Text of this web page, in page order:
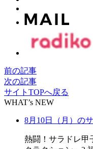
前の記事
次の記事
サイトTOPへ戻る
WHAT’s NEW
8月10日（月）の
熱闘！サラドレ甲